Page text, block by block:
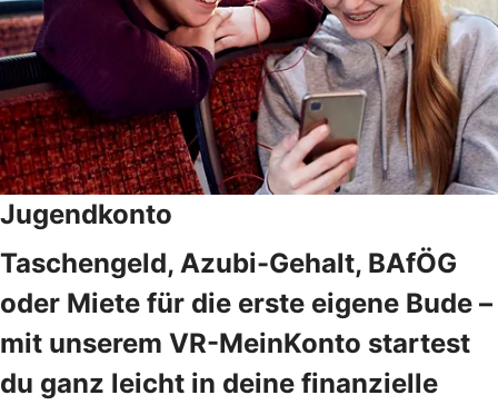
Jugendkonto
Taschengeld, Azubi-Gehalt, BAfÖG
oder Miete für die erste eigene Bude –
mit unserem VR-MeinKonto startest
du ganz leicht in deine finanzielle